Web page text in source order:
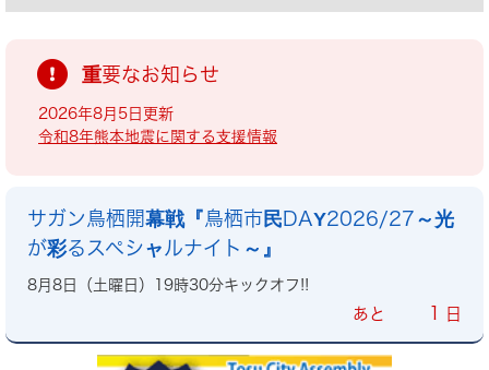
重要なお知らせ
2026年8月5日更新
令和8年熊本地震に関する支援情報
サガン鳥栖開幕戦『鳥栖市民DAY2026/27～光
が彩るスペシャルナイト～』
8月8日（土曜日）19時30分キックオフ!!
あと 1 日